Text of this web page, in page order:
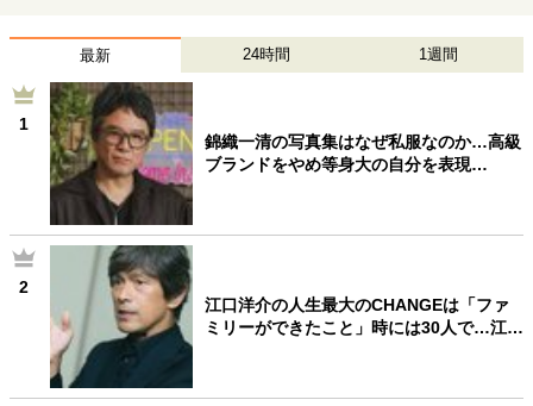
最新 24時間 1週間
1
錦織一清の写真集はなぜ私服なのか…高級
ブランドをやめ等身大の自分を表現…
2
江口洋介の人生最大のCHANGEは「ファ
ミリーができたこと」時には30人で…江…